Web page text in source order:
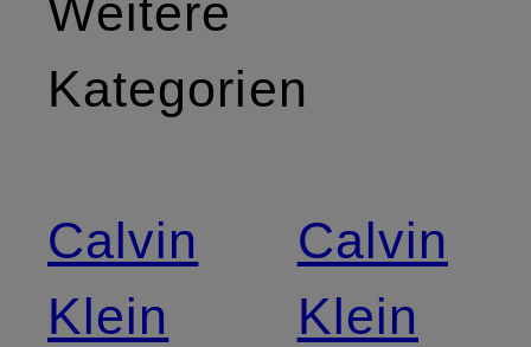
Weitere
Kategorien
Calvin
Klein
Calvin
Klein